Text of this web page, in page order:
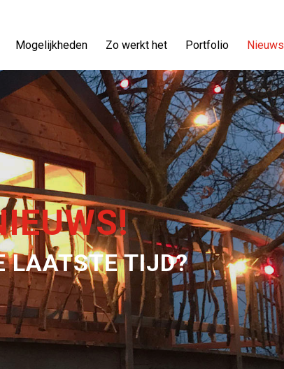
Mogelijkheden Zo werkt het Portfolio Nieuws
LAATSTE TIJD?